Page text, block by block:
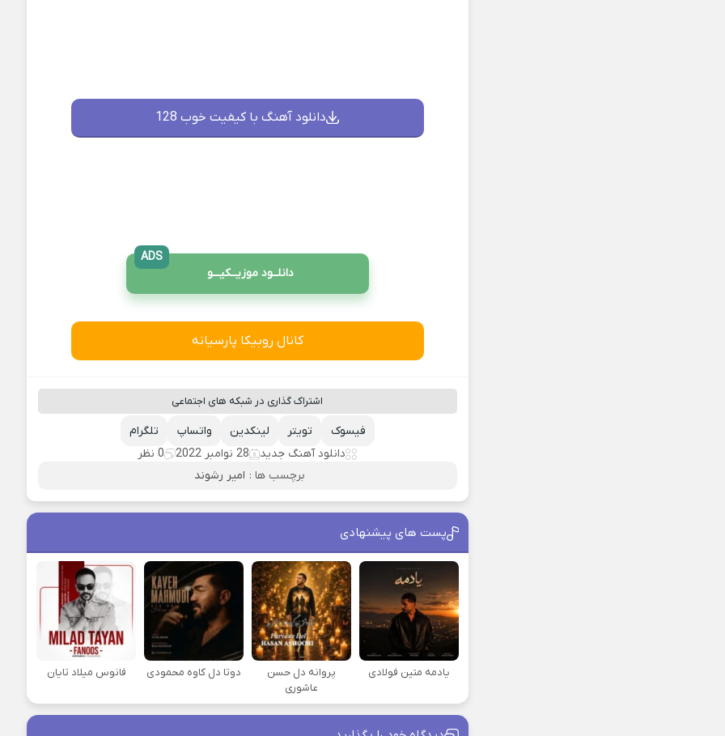
دانلود آهنگ با کیفیت خوب 128
دانلــود موزیــکیـــو
ADS
کانال روبیکا پارسیانه
اشتراک گذاری در شبکه های اجتماعی
تلگرام واتساپ لینکدین تویتر
فیسوک
دانلود آهنگ جدید
28 نوامبر 2022
0 نظر
برچسب ها : امیر رشوند
پست های پیشنهادی
یادمه متین فولادی
پروانه دل حسن
عاشوری
دوتا دل کاوه محمودی فانوس میلاد تایان